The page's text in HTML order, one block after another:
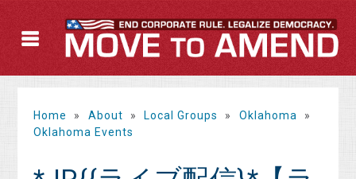
Home » About » Local Groups » Oklahoma
»
Oklahoma Events